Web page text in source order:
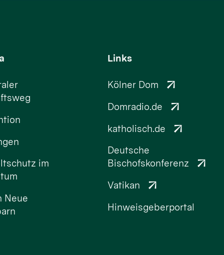
im
Neue
Links
Kölner Dom
Domradio.de
katholisch.de
Deutsche
Bischofskonferenz
Vatikan
Hinweisgeberportal